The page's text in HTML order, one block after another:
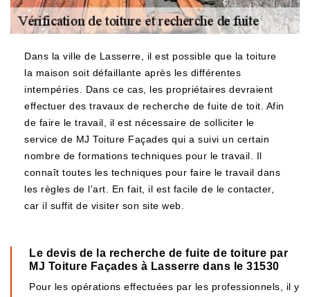
Dans la ville de Lasserre, il est possible que la toiture
la maison soit défaillante après les différentes
intempéries. Dans ce cas, les propriétaires devraient
effectuer des travaux de recherche de fuite de toit. Afin
de faire le travail, il est nécessaire de solliciter le
service de MJ Toiture Façades qui a suivi un certain
nombre de formations techniques pour le travail. Il
connaît toutes les techniques pour faire le travail dans
les règles de l'art. En fait, il est facile de le contacter,
car il suffit de visiter son site web.
Le devis de la recherche de fuite de toiture par
MJ Toiture Façades à Lasserre dans le 31530
Pour les opérations effectuées par les professionnels, il y